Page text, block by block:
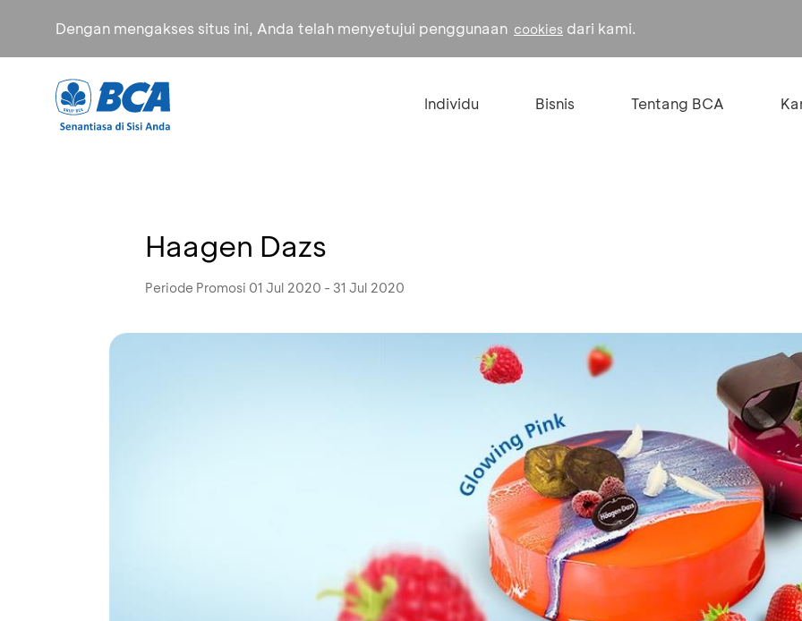
Dengan mengakses situs ini, Anda telah menyetujui penggunaan cookies dari kami.
Individu Bisnis Tentang BCA
Haagen Dazs
Periode Promosi 01 Jul 2020 - 31 Jul 2020